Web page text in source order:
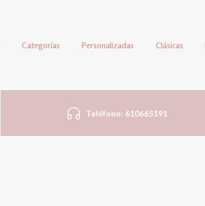
Categorías Personalizadas Clásicas
Teléfono: 610665191